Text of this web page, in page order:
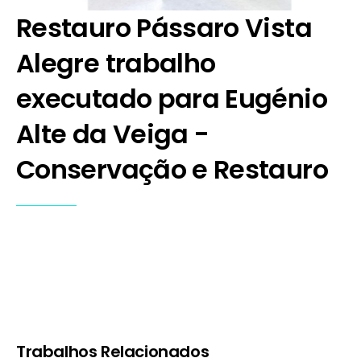
Restauro Pássaro Vista
Alegre trabalho
executado para Eugénio
Alte da Veiga -
Conservação e Restauro